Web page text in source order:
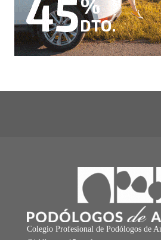
Colegio Profesional de Podólogos de